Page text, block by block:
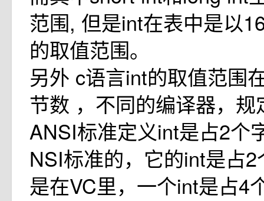
范围, 但是int在表中是以
的取值范围。
另外 c语言int的取值范围
节数 ，不同的编译器，
ANSI标准定义int是占2个
NSI标准的，它的int是占
是在VC里，一个int是占4